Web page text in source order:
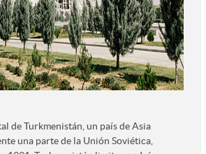
de Turkmenistán, un país de Asia
una parte de la Unión Soviética,